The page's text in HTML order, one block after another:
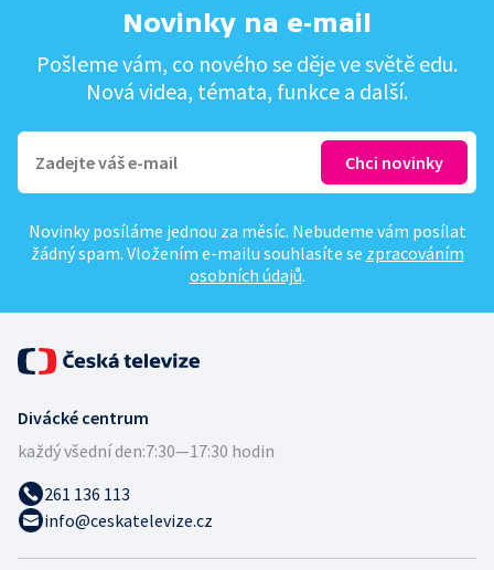
Novinky na e-mail
Pošleme vám, co nového se děje ve světě edu.
Nová videa, témata, funkce a další.
Novinky posíláme jednou za měsíc. Nebudeme vám posílat
žádný spam. Vložením e-mailu souhlasíte se zpracováním
osobních údajů.